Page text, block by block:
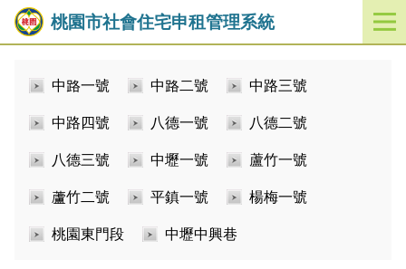
桃園市社會住宅申租管理系統
開
啟
中路一號 中路二號 中路三號
中路四號 八德一號 八德二號
八德三號 中壢一號 蘆竹一號
蘆竹二號 平鎮一號 楊梅一號
桃園東門段 中壢中興巷